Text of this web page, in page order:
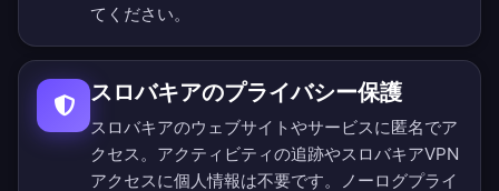
てください。
スロバキアのプライバシー保護
スロバキアのウェブサイトやサービスに匿名でア
クセス。アクティビティの追跡やスロバキアVPN
アクセスに個人情報は不要です。
ノーログプライ